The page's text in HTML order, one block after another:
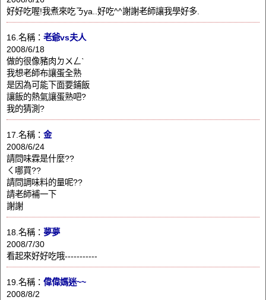
好好吃喔!我煮來吃ㄋya..好吃^^謝謝老師讓我學好多.
16.名稱： 老爺vs夫人
2008/6/18
做的很像豬肉ㄉㄨㄥˋ
我想老師布讓蛋全熟
是因為可能下面要鋪飯
讓飯的熱氣讓蛋熟吧?
我的猜測?
17.名稱： 金
2008/6/24
請問味霖是什麼??
ㄑ哪買??
請問調味料的量呢??
請老師補一下
謝謝
18.名稱： 夢夢
2008/7/30
看起來好好吃哦-----------
19.名稱： 偉偉媽迷~~
2008/8/2